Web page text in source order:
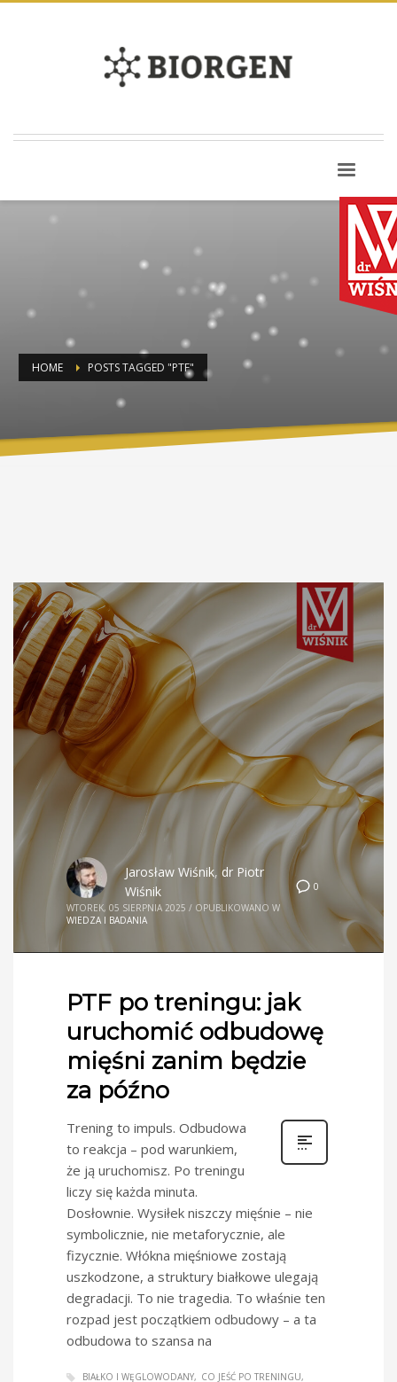
HOME POSTS TAGGED "PTF"
0
Jarosław Wiśnik, dr Piotr
Wiśnik
WTOREK, 05 SIERPNIA 2025 / OPUBLIKOWANO W
WIEDZA I BADANIA
PTF po treningu: jak
uruchomić odbudowę
mięśni zanim będzie
za późno
Trening to impuls. Odbudowa
to reakcja – pod warunkiem,
że ją uruchomisz. Po treningu
liczy się każda minuta.
Dosłownie. Wysiłek niszczy mięśnie – nie
symbolicznie, nie metaforycznie, ale
fizycznie. Włókna mięśniowe zostają
uszkodzone, a struktury białkowe ulegają
degradacji. To nie tragedia. To właśnie ten
rozpad jest początkiem odbudowy – a ta
odbudowa to szansa na
BIAŁKO I WĘGLOWODANY
CO JEŚĆ PO TRENINGU